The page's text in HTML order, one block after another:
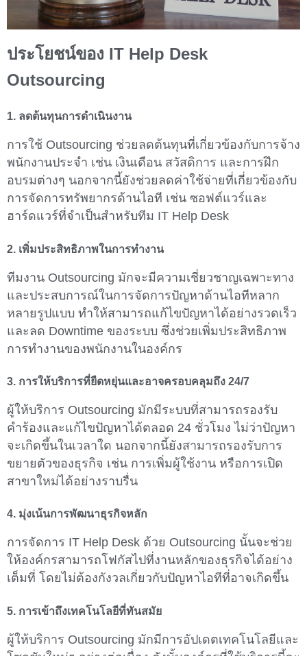
ประโยชน์ของ IT Help Desk
Outsourcing
1. ลดต้นทุนการดำเนินงาน
การใช้ Outsourcing ช่วยลดต้นทุนที่เกี่ยวข้องกับการจ้าง
พนักงานประจำ เช่น เงินเดือน สวัสดิการ และการฝึก
อบรมต่างๆ นอกจากนี้ยังช่วยลดค่าใช้จ่ายที่เกี่ยวข้องกับ
การจัดการทรัพยากรด้านไอที เช่น ซอฟต์แวร์และ
ฮาร์ดแวร์ที่จำเป็นสำหรับทีม IT Help Desk
2. เพิ่มประสิทธิภาพในการทำงาน
ทีมงาน Outsourcing มักจะมีความเชี่ยวชาญเฉพาะทาง
และประสบการณ์ในการจัดการปัญหาด้านไอทีหลาก
หลายรูปแบบ ทำให้สามารถแก้ไขปัญหาได้อย่างรวดเร็ว
และลด Downtime ของระบบ ซึ่งช่วยเพิ่มประสิทธิภาพ
การทำงานของพนักงานในองค์กร
3. การให้บริการที่ยืดหยุ่นและอาจครอบคลุมถึง 24/7
ผู้ให้บริการ Outsourcing มักมีระบบที่สามารถรองรับ
คำร้องและแก้ไขปัญหาได้ตลอด 24 ชั่วโมง ไม่ว่าปัญหา
จะเกิดขึ้นในเวลาใด นอกจากนี้ยังสามารถรองรับการ
ขยายตัวของธุรกิจ เช่น การเพิ่มผู้ใช้งาน หรือการเปิด
สาขาใหม่ได้อย่างราบรื่น
4. มุ่งเน้นการพัฒนาธุรกิจหลัก
การจัดการ IT Help Desk ด้วย Outsourcing นั้นจะช่วย
ให้องค์กรสามารถโฟกัสไปที่งานหลักของธุรกิจได้อย่าง
เต็มที่ โดยไม่ต้องกังวลเกี่ยวกับปัญหาไอทีที่อาจเกิดขึ้น
5. การเข้าถึงเทคโนโลยีที่ทันสมัย
ผู้ให้บริการ Outsourcing มักมีการอัปเดตเทคโนโลยีและ